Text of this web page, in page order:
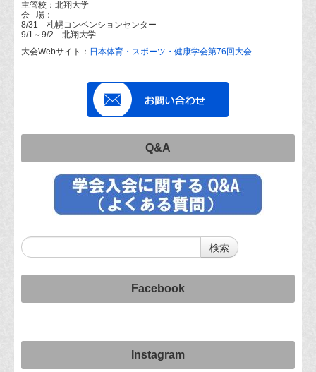
主管校：北翔大学
会 場：
8/31 札幌コンベンションセンター
9/1～9/2 北翔大学
大会Webサイト： 日本体育・スポーツ・健康学会第76回大会
Q&A
Facebook
Instagram